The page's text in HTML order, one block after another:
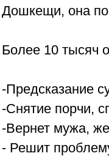
Дошкещи, она
Более 10 тысяч
-Предсказание
-Снятие порчи,
-Вернет мужа,
- Решит